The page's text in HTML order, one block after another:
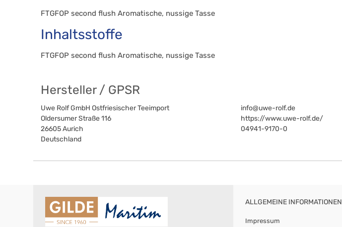
FTGFOP second flush Aromatische, nussige Tasse
Inhaltsstoffe
FTGFOP second flush Aromatische, nussige Tasse
Hersteller / GPSR
Uwe Rolf GmbH Ostfriesischer Teeimport
Oldersumer Straße 116
26605Aurich
Deutschland
info@uwe-rolf.de
https://www.uwe-rolf.de/
04941-9170-0
ALLGEMEINE INFORMATIONEN
Impressum